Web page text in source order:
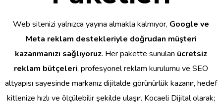
Web sitenizi yalnızca yayına almakla kalmıyor, Google ve
Meta reklam destekleriyle doğrudan müşteri
kazanmanızı sağlıyoruz. Her pakette sunulan ücretsiz
reklam bütçeleri, profesyonel reklam kurulumu ve SEO
altyapısı sayesinde markanız dijitalde görünürlük kazanır, hedef
kitlenize hızlı ve ölçülebilir şekilde ulaşır. Kocaeli Dijital olarak;